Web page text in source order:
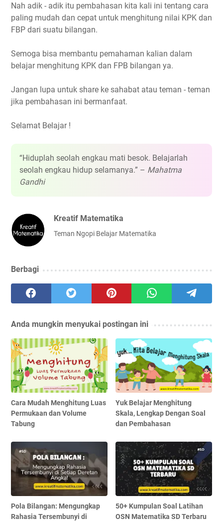
Nah adik - adik itu pembahasan kita kali ini tentang cara
paling mudah dan cepat untuk menghitung nilai KPK dan
FBP dari suatu bilangan.
Semoga bisa membantu pemahaman kalian dalam
belajar menghitung KPK dan FPB bilangan ya.
Jangan lupa untuk share ke sahabat atau teman - teman
jika pembahasan ini bermanfaat.
Selamat Belajar !
“Hiduplah seolah engkau mati besok. Belajarlah
seolah engkau hidup selamanya.” – Mahatma
Gandhi
Kreatif Matematika
Teman Ngopi Belajar Matematika
Berbagi
Anda mungkin menyukai postingan ini
Cara Mudah Menghitung Luas
Permukaan dan Volume
Tabung
Yuk Belajar Menghitung
Skala, Lengkap Dengan Soal
dan Pembahasan
Pola Bilangan: Mengungkap
Rahasia Tersembunyi di
50+ Kumpulan Soal Latihan
OSN Matematika SD Terbaru